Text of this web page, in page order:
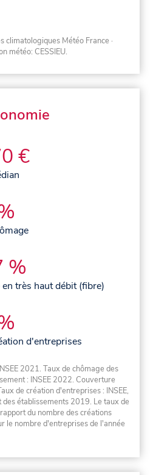
climatologiques Météo France ·
météo: CESSIEU.
€
%
très haut débit (fibre)
d'entreprises
2021. Taux de chômage des
: INSEE 2022. Couverture
de création d'entreprises : INSEE,
établissements 2019. Le taux de
du nombre des créations
le nombre d'entreprises de l'année